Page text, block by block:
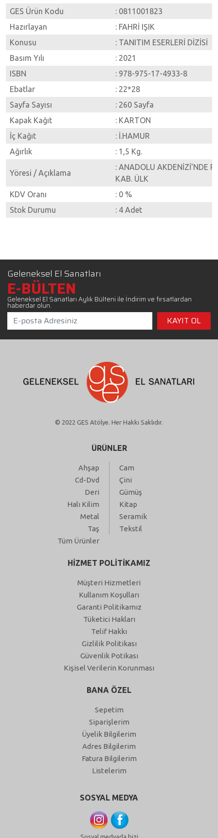
GES Ürün Kodu
: 0811001823
Hazırlayan
: FAHRİ IŞIK
Konusu
: TANITIM ESERLERİ DİZİSİ
Basım Yılı
: 2021
ISBN
: 978-975-17-4933-8
Ebatlar
: 22*28
Sayfa Sayısı
: 260 Sayfa
Kapak Kağıt
: KARTON
İç Kağıt
: İ.HAMUR
Ağırlık
: 1,5 Kg.
Yöresi / Açıklama
: ANADOLU AKDENİZİ'NDE
KAB. ÜLK
KDV Oranı
: 0 %
Stok Durumu
: 4 Adet
Geleneksel El Sanatları
E-BÜLTEN
Geleneksel El Sanatları Aylık Bülteni ile İndirim ve fırsatlardan
haberdar olun.
© 2022 GES Atölye. Her Hakkı Saklıdır.
ÜRÜNLER
Ahşap
Cam
Cd-Dvd
Çini
Deri
Gümüş
Halı Kilim
Kitap
Metal
Seramik
Taş
Tekstil
Tüm Ürünler
HİZMET POLİTİKAMIZ
Müşteri Hizmetleri
Kullanım Koşulları
Garanti Politikamız
Tüketici Hakları
Telif Hakkı
Gizlilik Politikası
Güvenlik Potikası
Kişisel Verilerin Korunması
BANA ÖZEL
Sepetim
Siparişlerim
Üyelik Bilgilerim
Adres Bilgilerim
Fatura Bilgilerim
Listelerim
SOSYAL MEDYA
Sosyal medyada bizi